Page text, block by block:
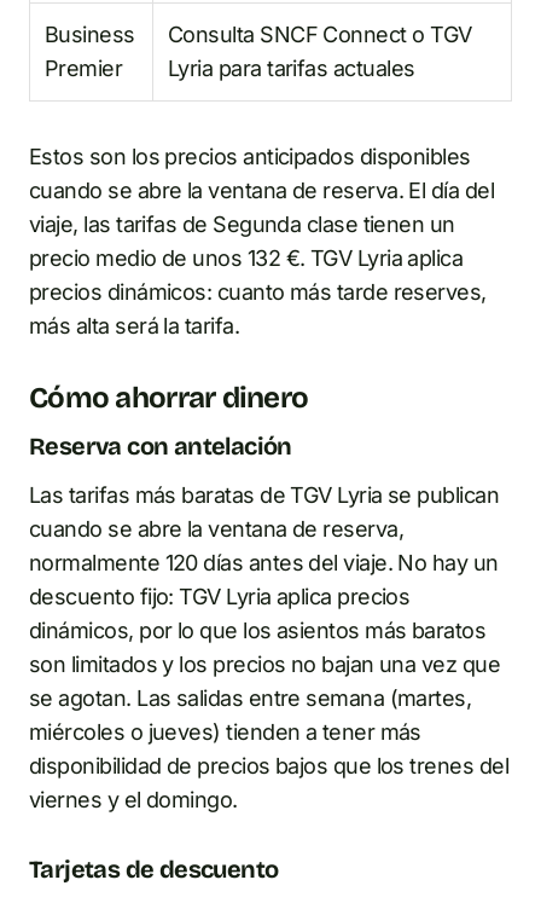
Business
Premier
Consulta SNCF Connect o TGV
Lyria para tarifas actuales
Estos son los precios anticipados disponibles
cuando se abre la ventana de reserva. El día del
viaje, las tarifas de Segunda clase tienen un
precio medio de unos 132 €. TGV Lyria aplica
precios dinámicos: cuanto más tarde reserves,
más alta será la tarifa.
Cómo ahorrar dinero
Reserva con antelación
Las tarifas más baratas de TGV Lyria se publican
cuando se abre la ventana de reserva,
normalmente 120 días antes del viaje. No hay un
descuento fijo: TGV Lyria aplica precios
dinámicos, por lo que los asientos más baratos
son limitados y los precios no bajan una vez que
se agotan. Las salidas entre semana (martes,
miércoles o jueves) tienden a tener más
disponibilidad de precios bajos que los trenes del
viernes y el domingo.
Tarjetas de descuento